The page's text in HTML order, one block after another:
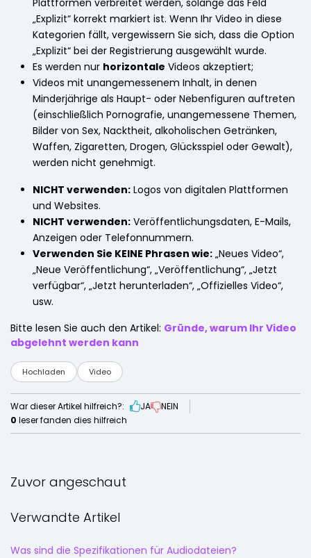
Plattformen verbreitet werden, solange das Feld
„Explizit“ korrekt markiert ist. Wenn Ihr Video in diese
Kategorien fällt, vergewissern Sie sich, dass die Option
„Explizit“ bei der Registrierung ausgewählt wurde.
Es werden nur horizontale Videos akzeptiert;
Videos mit unangemessenem Inhalt, in denen
Minderjährige als Haupt- oder Nebenfiguren auftreten
(einschließlich Pornografie, unangemessene Themen,
Bilder von Sex, Nacktheit, alkoholischen Getränken,
Waffen, Zigaretten, Drogen, Glücksspiel oder Gewalt),
werden nicht genehmigt.
NICHT verwenden: Logos von digitalen Plattformen
und Websites.
NICHT verwenden: Veröffentlichungsdaten, E-Mails,
Anzeigen oder Telefonnummern.
Verwenden Sie KEINE Phrasen wie: „Neues Video“,
„Neue Veröffentlichung“, „Veröffentlichung“, „Jetzt
verfügbar“, „Jetzt herunterladen“, „Offizielles Video“,
usw.
Bitte lesen Sie auch den Artikel: Gründe, warum Ihr Video
abgelehnt werden kann
Hochladen Video
War dieser Artikel hilfreich?: JA
NEIN
0 leser fanden dies hilfreich
Zuvor angeschaut
Verwandte Artikel
Was sind die Spezifikationen für Audiodateien?